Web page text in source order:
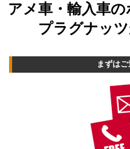
アメ車・輸入車
プラグナッ
まずはご